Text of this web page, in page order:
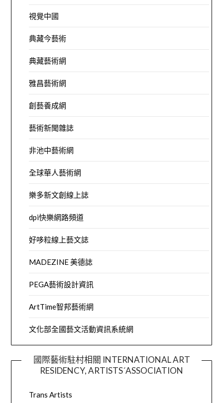
視覺中國
典藏今藝術
典藏藝術網
雅昌藝術網
創藝養成網
藝術新聞雜誌
非池中藝術網
全球華人藝術網
樂多新文創線上誌
dpi快樂網路頻道
好哆粒線上藝文誌
MADEZINE 美德誌
PEGA藝術設計資訊
ArtTime智邦藝術網
文化部全國藝文活動資訊系統網
國際藝術駐村相關 INTERNATIONAL ART
RESIDENCY, ARTISTS´ASSOCIATION
Trans Artists